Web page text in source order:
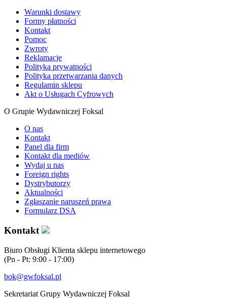
Warunki dostawy
Formy płatności
Kontakt
Pomoc
Zwroty
Reklamacje
Polityka prywatności
Polityka przetwarzania danych
Regulamin sklepu
Akt o Usługach Cyfrowych
O Grupie Wydawniczej Foksal
O nas
Kontakt
Panel dla firm
Kontakt dla mediów
Wydaj u nas
Foreign rights
Dystrybutorzy
Aktualności
Zgłaszanie naruszeń prawa
Formularz DSA
Kontakt
Biuro Obsługi Klienta sklepu internetowego
(Pn - Pt: 9:00 - 17:00)
bok@gwfoksal.pl
Sekretariat Grupy Wydawniczej Foksal